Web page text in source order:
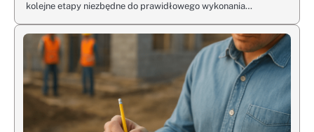
kolejne etapy niezbędne do prawidłowego wykonania…